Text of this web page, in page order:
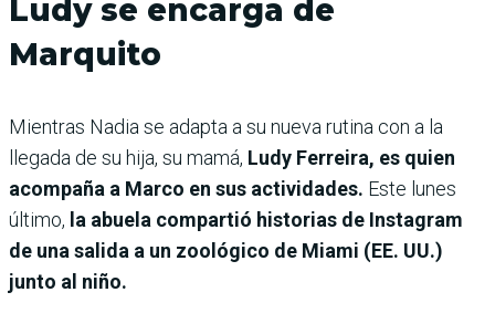
Ludy se encarga de
Marquito
Mientras Nadia se adapta a su nueva rutina con a la
llegada de su hija, su mamá, Ludy Ferreira, es quien
acompaña a Marco en sus actividades. Este lunes
último, la abuela compartió historias de Instagram
de una salida a un zoológico de Miami (EE. UU.)
junto al niño.